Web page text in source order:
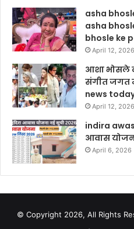
asha
asha
bhosle ke
April 12, 2026
आशा भोसले
संगीत जगत
news
April 12, 2026
indira
आवास
April 6, 2026
© Copyright 2026, All Rights